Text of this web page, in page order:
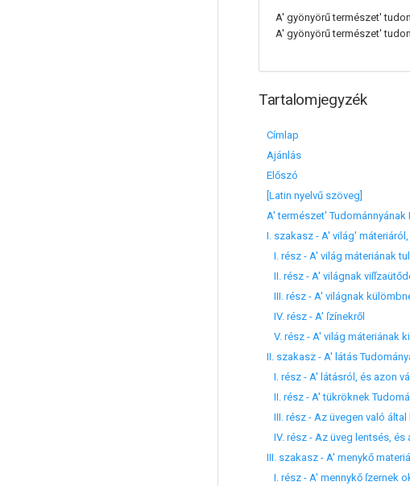
A' gyönyörű természet'
A' gyönyörű természet'
Tartalomjegyzék
Címlap
Ajánlás
Előszó
[Latin nyelvű szöveg]
A' természet'
I. szakasz - A' világ'
I. rész - A' világ máteriának
II. rész - A' világnak
III. rész - A' világnak
IV. rész - A' ſzínekről
V. rész - A' világ máteriának
II. szakasz - A' látás
I. rész - A' látásról, és azon
II. rész - A' tükröknek
III. rész - Az üvegen való által
IV. rész - Az üveg lentsés,
III. szakasz - A' menykő
I. rész - A' mennykő ſzernek